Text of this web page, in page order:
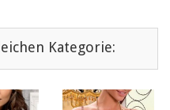
Kategorie: